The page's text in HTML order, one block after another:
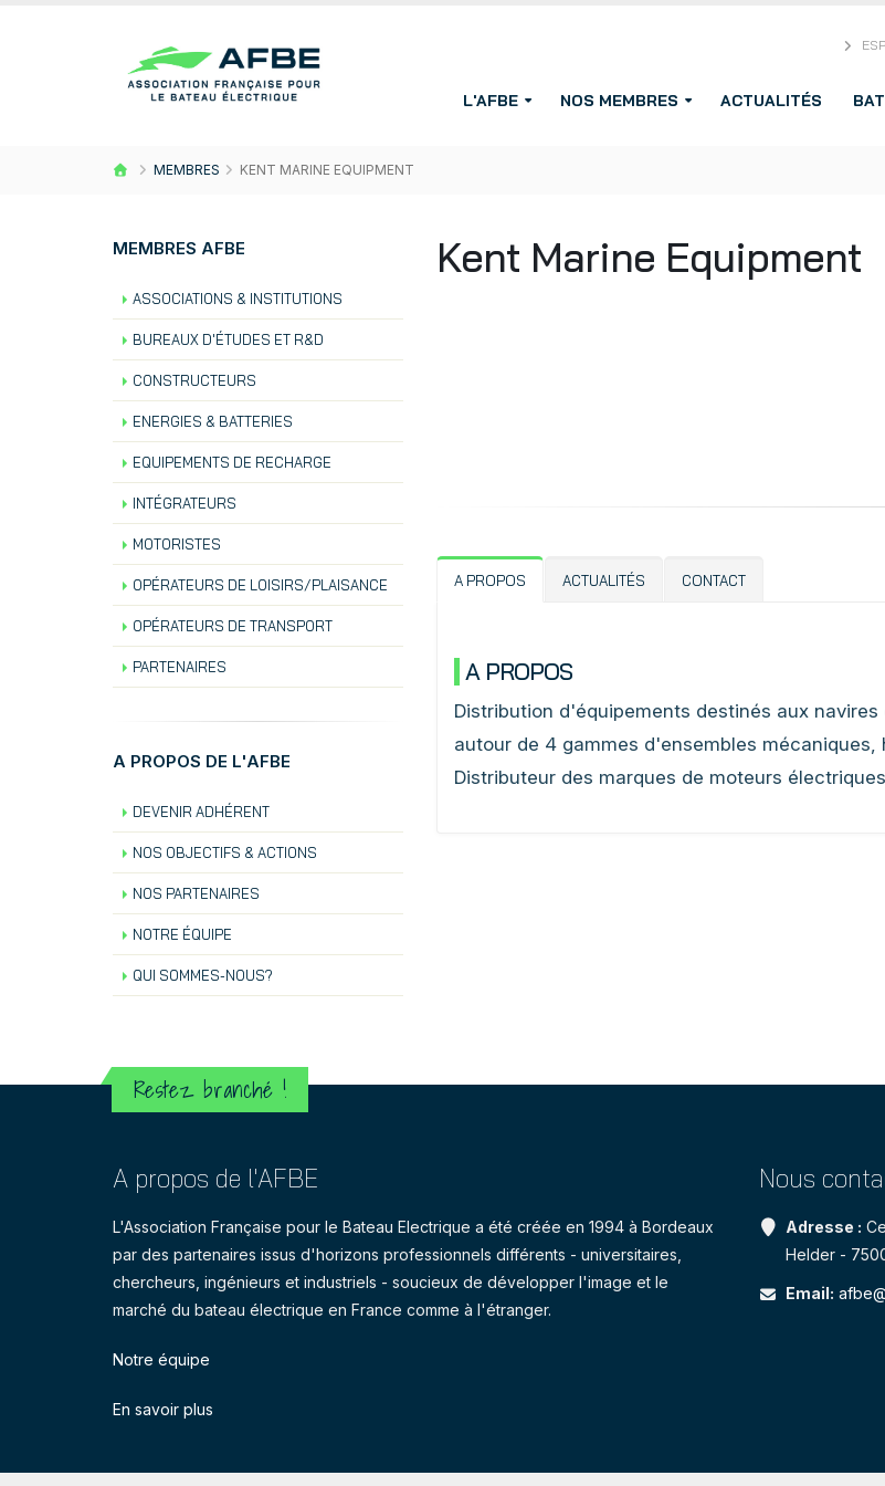
L'AFBE NOS MEMBRES ACTUALITÉS
MEMBRES KENT MARINE EQUIPMENT
MEMBRES AFBE
ASSOCIATIONS & INSTITUTIONS
BUREAUX D'ÉTUDES ET R&D
CONSTRUCTEURS
ENERGIES & BATTERIES
EQUIPEMENTS DE RECHARGE
INTÉGRATEURS
MOTORISTES
OPÉRATEURS DE LOISIRS/PLAISANCE
OPÉRATEURS DE TRANSPORT
PARTENAIRES
A PROPOS DE L'AFBE
DEVENIR ADHÉRENT
NOS OBJECTIFS & ACTIONS
NOS PARTENAIRES
NOTRE ÉQUIPE
QUI SOMMES-NOUS?
Kent Marine Equipment
A PROPOS ACTUALITÉS CONTACT
A PROPOS
Distribution d'équipements destinés aux
autour de 4 gammes d'ensembles
Distributeur des marques de moteurs
Restez branché !
A propos de l'AFBE
L'Association Française pour le Bateau Electrique a été créée en 1994 à Bordeaux
par des partenaires issus d'horizons professionnels différents - universitaires,
chercheurs, ingénieurs et industriels - soucieux de développer l'image et le
marché du bateau électrique en France comme à l'étranger.
Notre équipe
En savoir plus
Nous
Adresse :
Helder -
Email: